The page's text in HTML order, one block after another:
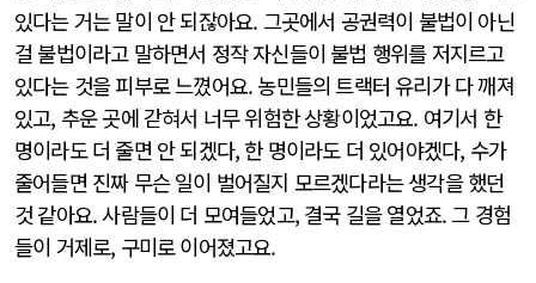
있다는 거는 말이 안 되잖아요. 그곳에서 공권력이 불법이 아닌
걸 불법이라고 말하면서 정작 자신들이 불법 행위를 저지르고
있다는 것을 피부로 느꼈어요. 농민들의 트랙터 유리가 다 깨져
있고, 추운 곳에 갇혀서 너무 위험한 상황이었고요. 여기서 한
명이라도 더 줄면 안 되겠다, 한 명이라도 더 있어야겠다, 수가
줄어들면 진짜 무슨 일이 벌어질지 모르겠다라는 생각을 했던
것 같아요. 사람들이 더 모여들었고, 결국 길을 열었죠. 그 경험
들이 거제로, 구미로 이어졌고요.